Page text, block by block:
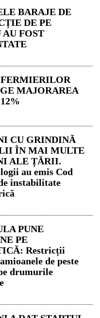
BARAJE DE
DE PE
AU FOST
MAJORAREA
CU GRINDINĂ
ÎN MAI MULTE
ALE ȚĂRII.
au emis Cod
instabilitate
PUNE
PE
Restricții
de peste
drumurile